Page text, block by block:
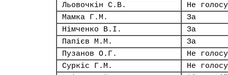
Льовочкін С.В.
Не
Мамка Г.М.
За
Німченко В.І.
За
Папієв М.М.
За
Пузанов О.Г.
Не
Суркіс Г.М.
Не